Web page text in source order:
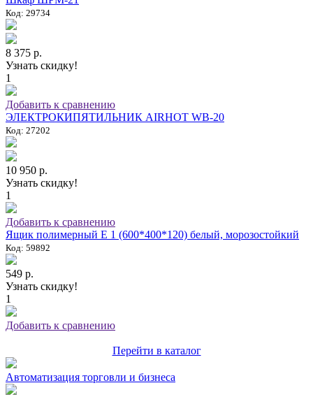
Код: 29734
8 375 р.
Узнать скидку!
1
Добавить к сравнению
ЭЛЕКТРОКИПЯТИЛЬНИК AIRHOT WB-20
Код: 27202
10 950 р.
Узнать скидку!
1
Добавить к сравнению
Ящик полимерный E 1 (600*400*120) белый, морозостойкий
Код: 59892
549 р.
Узнать скидку!
1
Добавить к сравнению
Перейти в каталог
Автоматизация торговли и бизнеса